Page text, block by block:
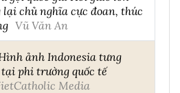
chủ nghĩa cực đoan, thúc
Vũ Văn An
ảnh Indonesia tưng
phi trường quốc tế
Media